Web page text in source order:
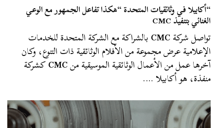
“أكابيلا في وثائقيات المتحدة “هكذا تفاعل الجمهور مع الوعي
الغنائي بتنفيذ CMC
تواصل شركةCMCبالشراكة مع الشركة المتحدة للخدمات
الإعلامية عرض مجموعة من الأفلام الوثائقية ذات التنوع، وكان
آخرها عمل من الأعمال الوثائقية الموسيقية منCMCكشركة
منفذة، هو أكابيلا ….